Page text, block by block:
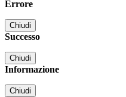
Errore
Chiudi
Successo
Chiudi
Informazione
Chiudi